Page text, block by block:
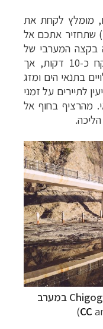
מומלץ לקחת את
(Benten Maru) שתחזיר אתכם אל
בקצה המערבי של
האי (ר' מיקום במפה) והשייט לוקח כ-10 דקות, אך
בתנאי הים ומזג
לתיירים על זמני
מהרציף בחוף אל
אזור החוף הסלעי הקרוי Chigogafuchi במערב
CC